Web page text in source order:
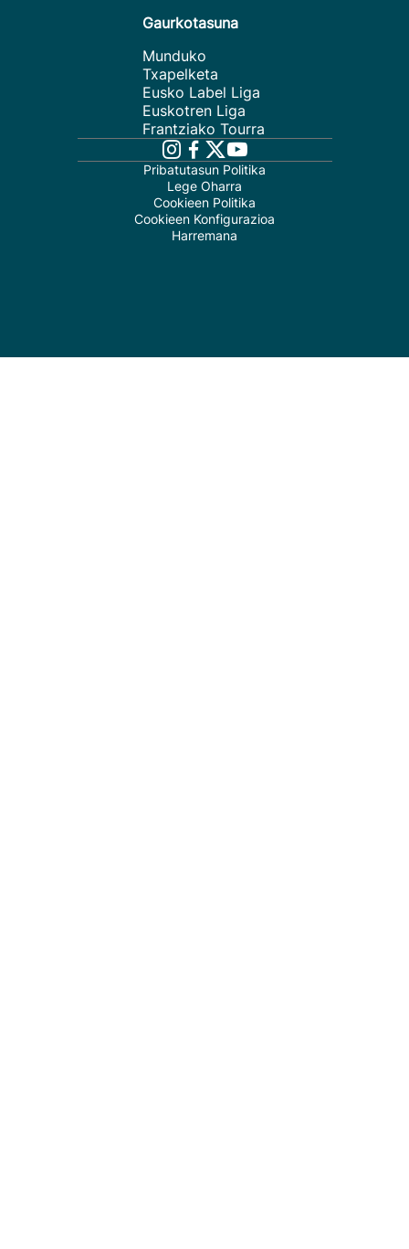
Gaurkotasuna
Munduko
Txapelketa
Eusko Label Liga
Euskotren Liga
Frantziako Tourra
Pribatutasun Politika
Lege Oharra
Cookieen Politika
Cookieen Konfigurazioa
Harremana